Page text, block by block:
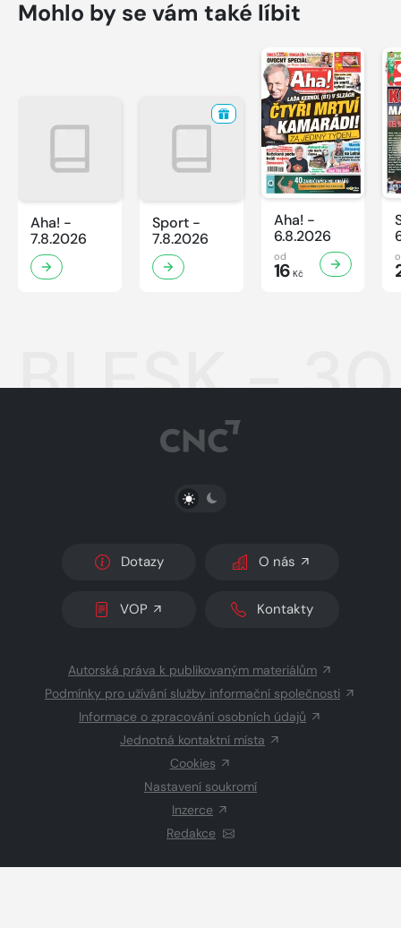
Mohlo by se vám také líbit
Aha! -
7.8.2026
Sport -
7.8.2026
Aha! -
6.8.2026
od
16 Kč
BLESK -
PŘEPNOUT SVĚTLÝ/TMAVÝ REŽIM
Dotazy O nás
VOP Kontakty
Autorská práva k publikovaným materiálům
Podmínky pro užívání služby informační společnosti
Informace o zpracování osobních údajů
Jednotná kontaktní místa
Cookies
Nastavení soukromí
Inzerce
Redakce